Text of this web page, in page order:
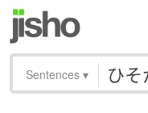
Sentences ▾